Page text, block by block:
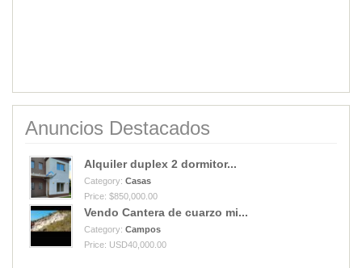
Anuncios Destacados
Alquiler duplex 2 dormitor...
Category: Casas
Price: $850,000.00
Vendo Cantera de cuarzo mi...
Category: Campos
Price: USD40,000.00